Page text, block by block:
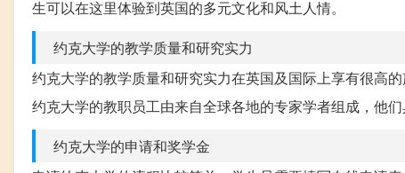
生可以在这里体验到英国的多元文化和风土人情。
约克大学的教学质量和研究实力
约克大学的教学质量和研究实力在英国及国际上享有很高
约克大学的教职员工由来自全球各地的专家学者组成，他
约克大学的申请和奖学金